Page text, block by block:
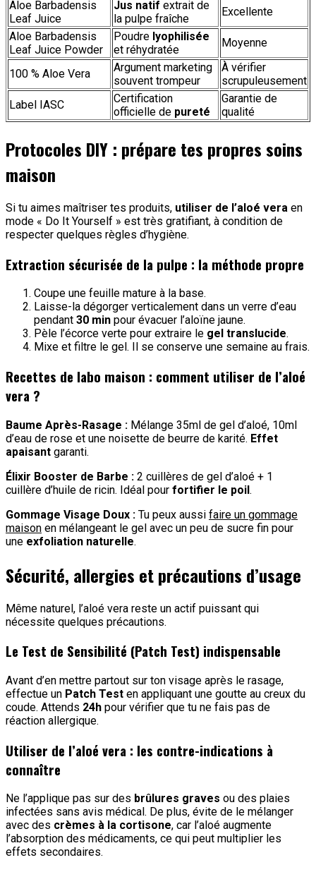
Aloe Barbadensis
Leaf Juice
Jus natif extrait de
la pulpe fraîche
Excellente
Aloe Barbadensis
Leaf Juice Powder
Poudre lyophilisée
et réhydratée
Moyenne
100 % Aloe Vera
Argument marketing
souvent trompeur
À vérifier
scrupuleusement
Label IASC
Certification
officielle de pureté
Garantie de
qualité
Protocoles DIY : prépare tes propres soins
maison
Si tu aimes maîtriser tes produits, utiliser de l’aloé vera en
mode « Do It Yourself » est très gratifiant, à condition de
respecter quelques règles d’hygiène.
Extraction sécurisée de la pulpe : la méthode propre
Coupe une feuille mature à la base.
Laisse-la dégorger verticalement dans un verre d’eau
pendant 30 min pour évacuer l’aloïne jaune.
Pèle l’écorce verte pour extraire le gel translucide.
Mixe et filtre le gel. Il se conserve une semaine au frais.
Recettes de labo maison : comment utiliser de l’aloé
vera ?
Baume Après-Rasage : Mélange 35ml de gel d’aloé, 10ml
d’eau de rose et une noisette de beurre de karité. Effet
apaisant garanti.
Élixir Booster de Barbe : 2 cuillères de gel d’aloé + 1
cuillère d’huile de ricin. Idéal pour fortifier le poil.
Gommage Visage Doux : Tu peux aussi faire un gommage
maison en mélangeant le gel avec un peu de sucre fin pour
une exfoliation naturelle.
Sécurité, allergies et précautions d’usage
Même naturel, l’aloé vera reste un actif puissant qui
nécessite quelques précautions.
Le Test de Sensibilité (Patch Test) indispensable
Avant d’en mettre partout sur ton visage après le rasage,
effectue un Patch Test en appliquant une goutte au creux du
coude. Attends 24h pour vérifier que tu ne fais pas de
réaction allergique.
Utiliser de l’aloé vera : les contre-indications à
connaître
Ne l’applique pas sur des brûlures graves ou des plaies
infectées sans avis médical. De plus, évite de le mélanger
avec des crèmes à la cortisone, car l’aloé augmente
l’absorption des médicaments, ce qui peut multiplier les
effets secondaires.